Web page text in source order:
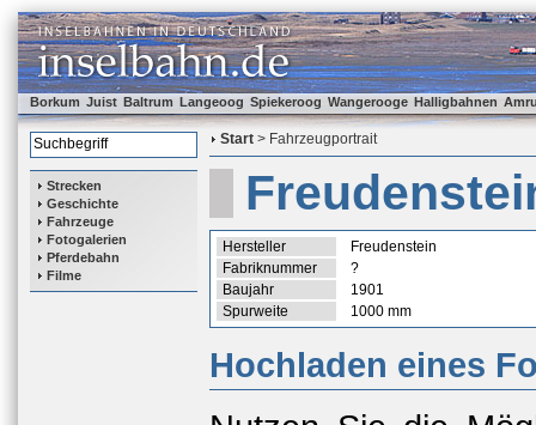
Borkum Juist Baltrum Langeoog Spiekeroog Wangerooge Halligbahnen
Strecken
Geschichte
Fahrzeuge
Fotogalerien
Pferdebahn
Filme
Start > Fahrzeugportrait
Hersteller
Freudenstein
Fabriknummer
?
Baujahr
1901
Spurweite
1000 mm
Hochladen eines